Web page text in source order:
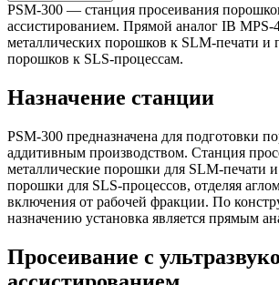
PSM-300 — станция просеивания
ассистированием. Прямой аналог IB MPS-
металлических порошков к SLM-печати и
порошков к SLS-процессам.
Назначение станции
PSM-300 предназначена для подготовки
аддитивным производством. Станция
металлические порошки для SLM-печати
порошки для SLS-процессов, отделяя
включения от рабочей фракции. По
назначению установка является прямым
Просеивание с